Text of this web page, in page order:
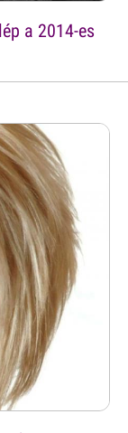
a 2014-es